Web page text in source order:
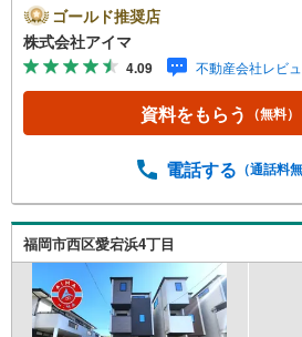
は4LDK・LDK18帖以上。土地約
しの広さを数字でご確認いただ
の品質を支える裏付けです。基
地盤調査を実施済み。築2年以内
壁サイディング・即引渡し可
費と快適さに配慮した仕様です
環。ほかにエコジョーズも備え
ネット銀行はじめ多数の金融機
ランもご用意平日も夜間もご見
で送迎無料/オンライン相談OK
だけ」でも歓迎します他社でロ
方、転職後で審査にご不安の方
ゴールド推奨店
株式会社アイマ
4.09 不動産会社レビ
資料をもらう （無料）
電話する （通話料
福岡市西区愛宕浜4丁目